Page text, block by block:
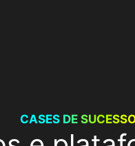
CASES DE